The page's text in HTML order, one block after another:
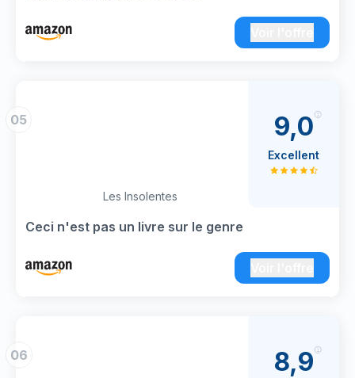
05
Les Insolentes
Ceci n'est pas un livre sur le genre
9,0
Excellent
06 8,9